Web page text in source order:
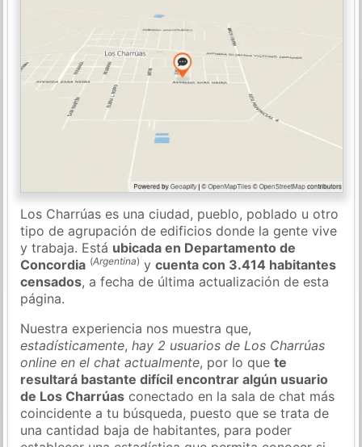
Los Charrúas es una ciudad, pueblo, poblado u otro
tipo de agrupación de edificios donde la gente vive
y trabaja. Está ubicada en Departamento de
Concordia (Argentina) ycuenta con 3.414 habitantes
censados, a fecha de última actualización de esta
página.
Nuestra experiencia nos muestra que,
estadísticamente,hay 2 usuarios de Los Charrúas
online en el chat actualmente, por lo quete
resultará bastante difícil encontrar algún usuario
de Los Charrúas conectado en la sala de chat más
coincidente a tu búsqueda, puesto que se trata de
una cantidad baja de habitantes, para poder